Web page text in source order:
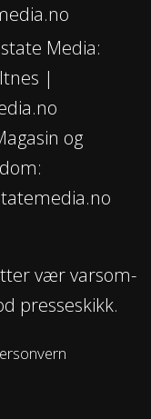
Media:
|
og
vær varsom-
presseskikk.